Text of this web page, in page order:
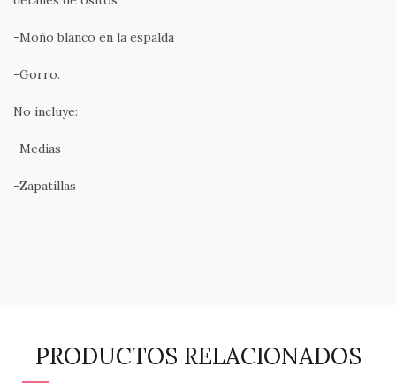
-Moño blanco en la espalda
-Gorro.
No incluye:
-Medias
-Zapatillas
PRODUCTOS RELACIONADOS